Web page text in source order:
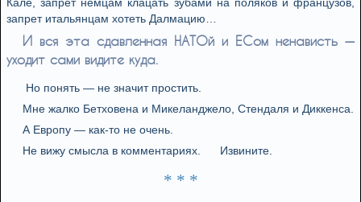
запрет итальянцам хотеть Далмацию…
И вся эта сдавленная НАТОй и ЕСом ненависть —
уходит сами видите куда.
Но понять — не значит простить.
Мне жалко Бетховена и Микеланджело, Стендаля и Диккенса.
А Европу — как-то не очень.
Не вижу смысла в комментариях.
Извините.
* * *